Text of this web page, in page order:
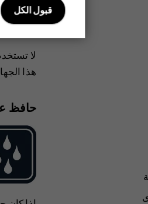
هذا
حافظ
قبول الكل